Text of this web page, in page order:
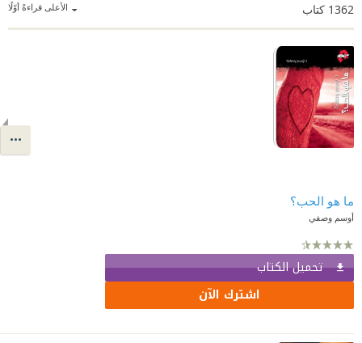
الأعلى قراءةً أوّلًا 1362 كتاب
ما هو الحب؟
أوسم وصفي
تحميل الكتاب
اشترك الآن